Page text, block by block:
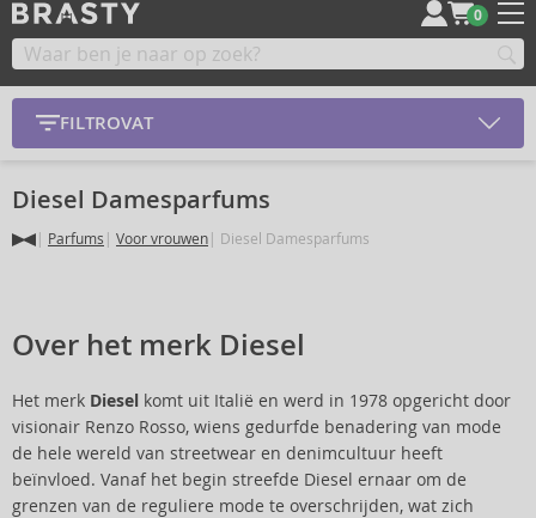
0
FILTROVAT
Diesel Damesparfums
Parfums Voor vrouwen Diesel Damesparfums
Over het merk Diesel
Het merk Diesel komt uit Italië en werd in 1978 opgericht door
visionair Renzo Rosso, wiens gedurfde benadering van mode
de hele wereld van streetwear en denimcultuur heeft
beïnvloed. Vanaf het begin streefde Diesel ernaar om de
grenzen van de reguliere mode te overschrijden, wat zich